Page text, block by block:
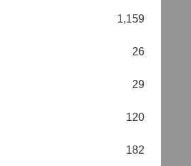
1,159
26
29
120
182